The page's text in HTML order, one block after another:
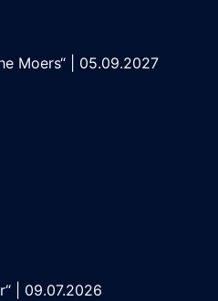
Moers“ | 05.09.2027
| 09.07.2026